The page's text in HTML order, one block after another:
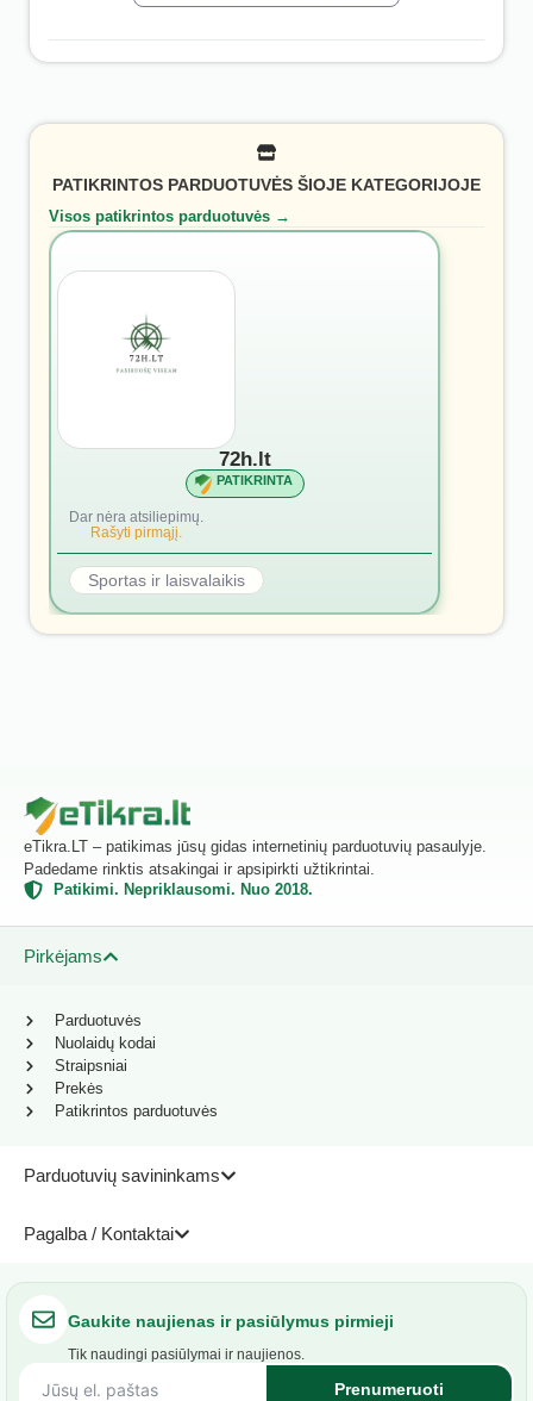
PATIKRINTOS PARDUOTUVĖS ŠIOJE KATEGORIJOJE
Visos patikrintos parduotuvės →
72h.lt
PATIKRINTA
Dar nėra atsiliepimų.
Rašyti pirmąjį.
Sportas ir laisvalaikis
eTikra.LT – patikimas jūsų gidas internetinių parduotuvių pasaulyje.
Padedame rinktis atsakingai ir apsipirkti užtikrintai.
Patikimi. Nepriklausomi. Nuo 2018.
Pirkėjams
Parduotuvių savininkams
Pagalba / Kontaktai
Parduotuvės
Nuolaidų kodai
Straipsniai
Prekės
Patikrintos parduotuvės
Gaukite naujienas ir pasiūlymus pirmieji
Tik naudingi pasiūlymai ir naujienos.
Prenumeruoti